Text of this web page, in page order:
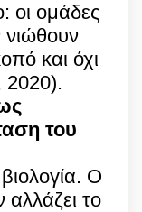
οι ομάδες
νιώθουν
και όχι
2020).
του
Ο
αλλάζει το